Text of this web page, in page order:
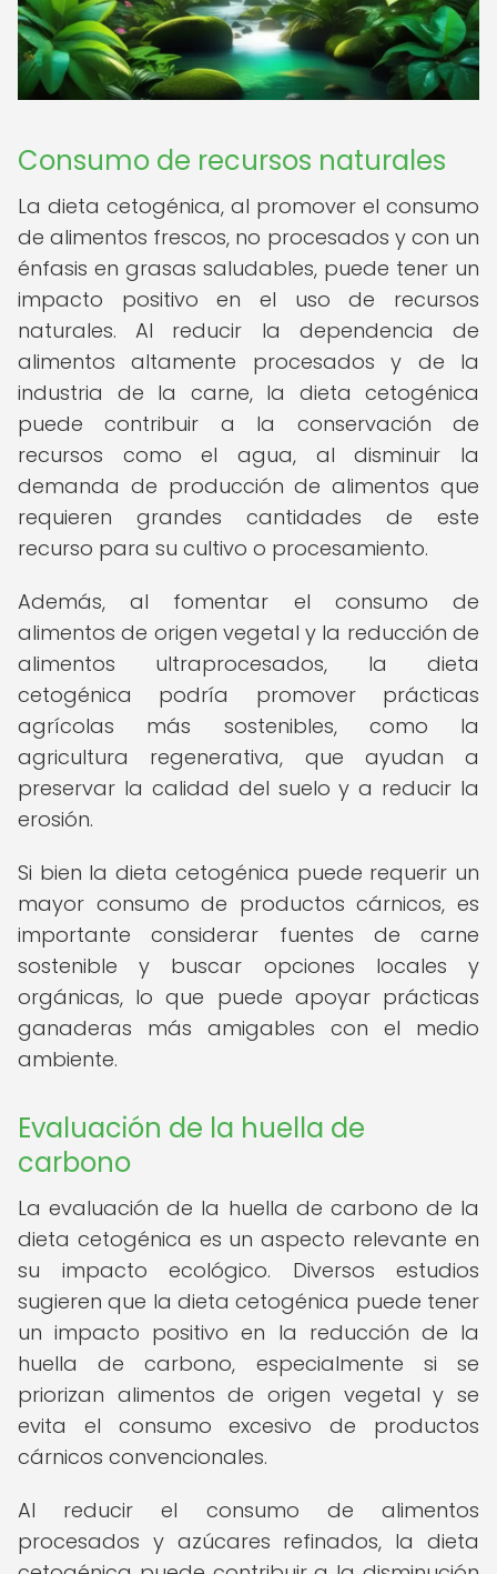
Consumo de recursos naturales
La dieta cetogénica, al promover el consumo
de alimentos frescos, no procesados y con un
énfasis en grasas saludables, puede tener un
impacto positivo en el uso de recursos
naturales. Al reducir la dependencia de
alimentos altamente procesados y de la
industria de la carne, la dieta cetogénica
puede contribuir a la conservación de
recursos como el agua, al disminuir la
demanda de producción de alimentos que
requieren grandes cantidades de este
recurso para su cultivo o procesamiento.
Además, al fomentar el consumo de
alimentos de origen vegetal y la reducción de
alimentos ultraprocesados, la dieta
cetogénica podría promover prácticas
agrícolas más sostenibles, como la
agricultura regenerativa, que ayudan a
preservar la calidad del suelo y a reducir la
erosión.
Si bien la dieta cetogénica puede requerir un
mayor consumo de productos cárnicos, es
importante considerar fuentes de carne
sostenible y buscar opciones locales y
orgánicas, lo que puede apoyar prácticas
ganaderas más amigables con el medio
ambiente.
Evaluación de la huella de
carbono
La evaluación de la huella de carbono de la
dieta cetogénica es un aspecto relevante en
su impacto ecológico. Diversos estudios
sugieren que la dieta cetogénica puede tener
un impacto positivo en la reducción de la
huella de carbono, especialmente si se
priorizan alimentos de origen vegetal y se
evita el consumo excesivo de productos
cárnicos convencionales.
Al reducir el consumo de alimentos
procesados y azúcares refinados, la dieta